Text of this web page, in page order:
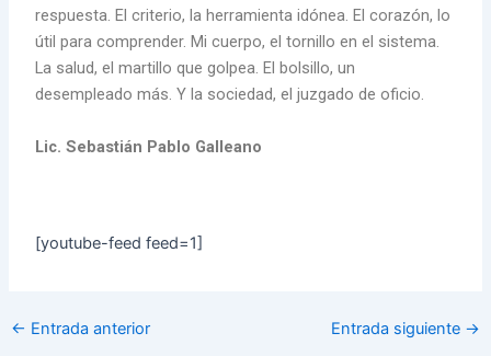
respuesta. El criterio, la herramienta idónea. El corazón, lo
útil para comprender. Mi cuerpo, el tornillo en el sistema.
La salud, el martillo que golpea. El bolsillo, un
desempleado más. Y la sociedad, el juzgado de oficio.
Lic. Sebastián Pablo Galleano
[youtube-feed feed=1]
← Entrada anterior Entrada siguiente →